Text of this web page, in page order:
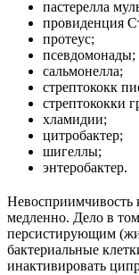
пастерелла
провиденция
протеус;
псевдомонады;
сальмонелла;
стрептококк
стрептококки
хламидии;
цитробактер;
шигеллы;
энтеробактер.
медленно. Дело в
персистирующим
бактериальные
инактивировать